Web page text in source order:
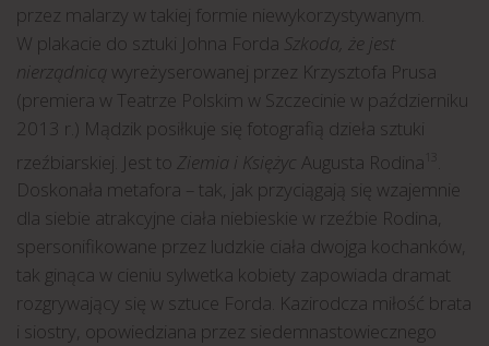
przez malarzy w takiej formie niewykorzystywanym.
W plakacie do sztuki Johna Forda Szkoda, że jest
nierządnicą wyreżyserowanej przez Krzysztofa Prusa
(premiera w Teatrze Polskim w Szczecinie w październiku
2013 r.) Mądzik posiłkuje się fotografią dzieła sztuki
rzeźbiarskiej. Jest to Ziemia i Księżyc Augusta Rodina
Doskonała metafora – tak, jak przyciągają się wzajemnie
dla siebie atrakcyjne ciała niebieskie w rzeźbie Rodina,
spersonifikowane przez ludzkie ciała dwojga kochanków,
tak ginąca w cieniu sylwetka kobiety zapowiada dramat
rozgrywający się w sztuce Forda. Kazirodcza miłość brata
i siostry, opowiedziana przez siedemnastowiecznego